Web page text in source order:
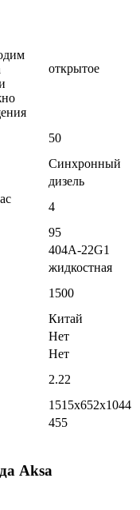
открытое
50
Синхронный
дизель
4
95
404A-22G1
жидкостная
1500
Китай
Нет
Нет
2.22
1515x652x1044
455
Aksa